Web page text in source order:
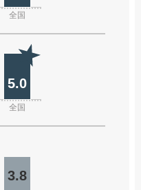
全国
5.0
全国
3.8